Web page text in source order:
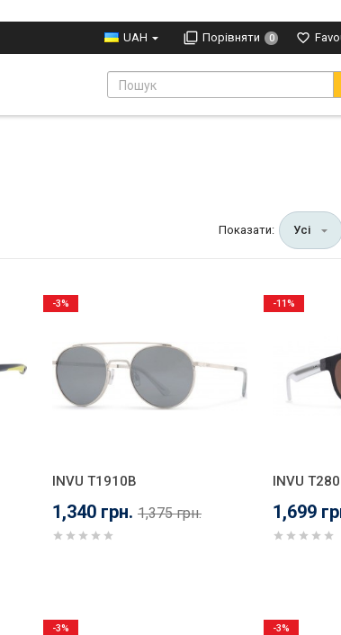
UAH Порівняти 0
Показати: Усі
INVU T1910B
1,340 грн. 1,375 грн.
-3%
INVU
1,699
-11%
-3% -3%